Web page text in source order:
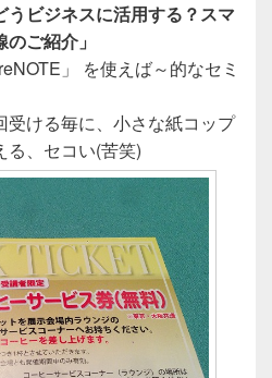
うビジネスに活用する？スマ
ご紹介」
」 を使えば～的なセミ
受ける毎に、小さな紙コップ
る、セコい(苦笑)